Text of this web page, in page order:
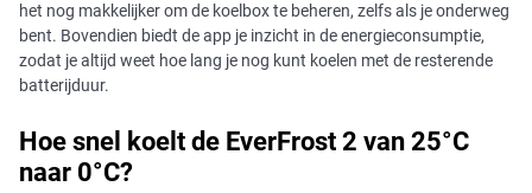
het nog makkelijker om de koelbox te beheren, zelfs als je onderweg
bent. Bovendien biedt de app je inzicht in de energieconsumptie,
zodat je altijd weet hoe lang je nog kunt koelen met de resterende
batterijduur.
Hoe snel koelt de EverFrost 2 van 25°C
naar 0°C?